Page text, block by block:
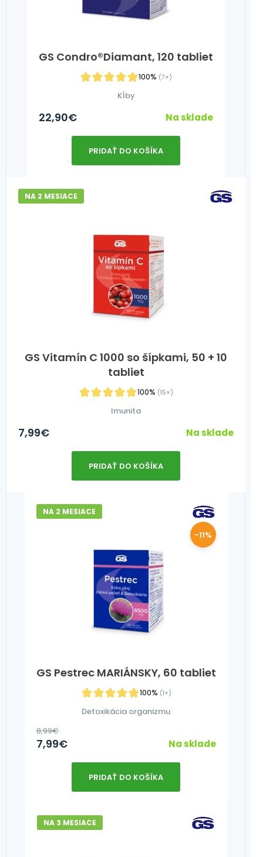
GS Condro®Diamant, 120 tabliet
100% (7×)
Kĺby
22,90€ Na sklade
PRIDAŤ DO KOŠÍKA
GS Vitamín C 1000 so šípkami, 50 + 10
tabliet
100% (15×)
NA 2 MESIACE
Imunita
7,99€ Na sklade
PRIDAŤ DO KOŠÍKA
GS Pestrec MARIÁNSKY, 60 tabliet
100% (1×)
NA 2 MESIACE
Detoxikácia organizmu
-11%
8,99€
7,99€ Na sklade
PRIDAŤ DO KOŠÍKA
NA 3 MESIACE